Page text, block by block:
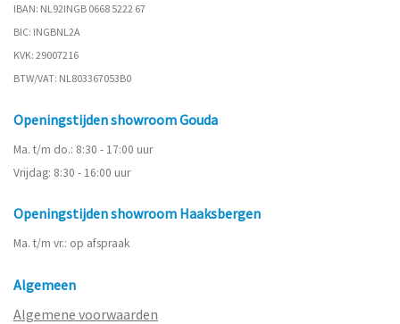
IBAN: NL92INGB 0668 5222 67
BIC: INGBNL2A
KVK: 29007216
BTW/VAT: NL803367053B0
Openingstijden showroom Gouda
Ma. t/m do.: 8:30 - 17:00 uur
Vrijdag: 8:30 - 16:00 uur
Openingstijden showroom Haaksbergen
Ma. t/m vr.: op afspraak
Algemeen
Algemene voorwaarden